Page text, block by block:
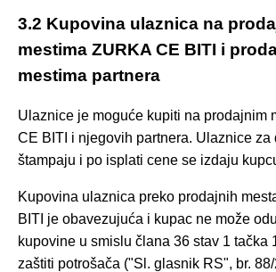
3.2 Kupovina ulaznica na
mestima ZURKA CE BITI i
mestima partnera
Ulaznice je moguće kupiti na prodajnim
CE BITI i njegovih partnera. Ulaznice za
štampaju i po isplati cene se izdaju
Kupovina ulaznica preko prodajnih
BITI je obavezujuća i kupac ne može
kupovine u smislu člana 36 stav 1 tačka
zaštiti potrošača ("Sl. glasnik RS", br.